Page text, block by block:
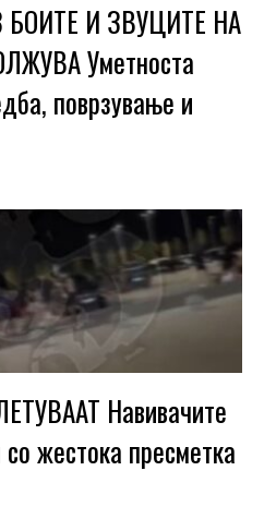
И ЗВУЦИТЕ НА
Уметноста
поврзување и
Навивачите
жестока пресметка